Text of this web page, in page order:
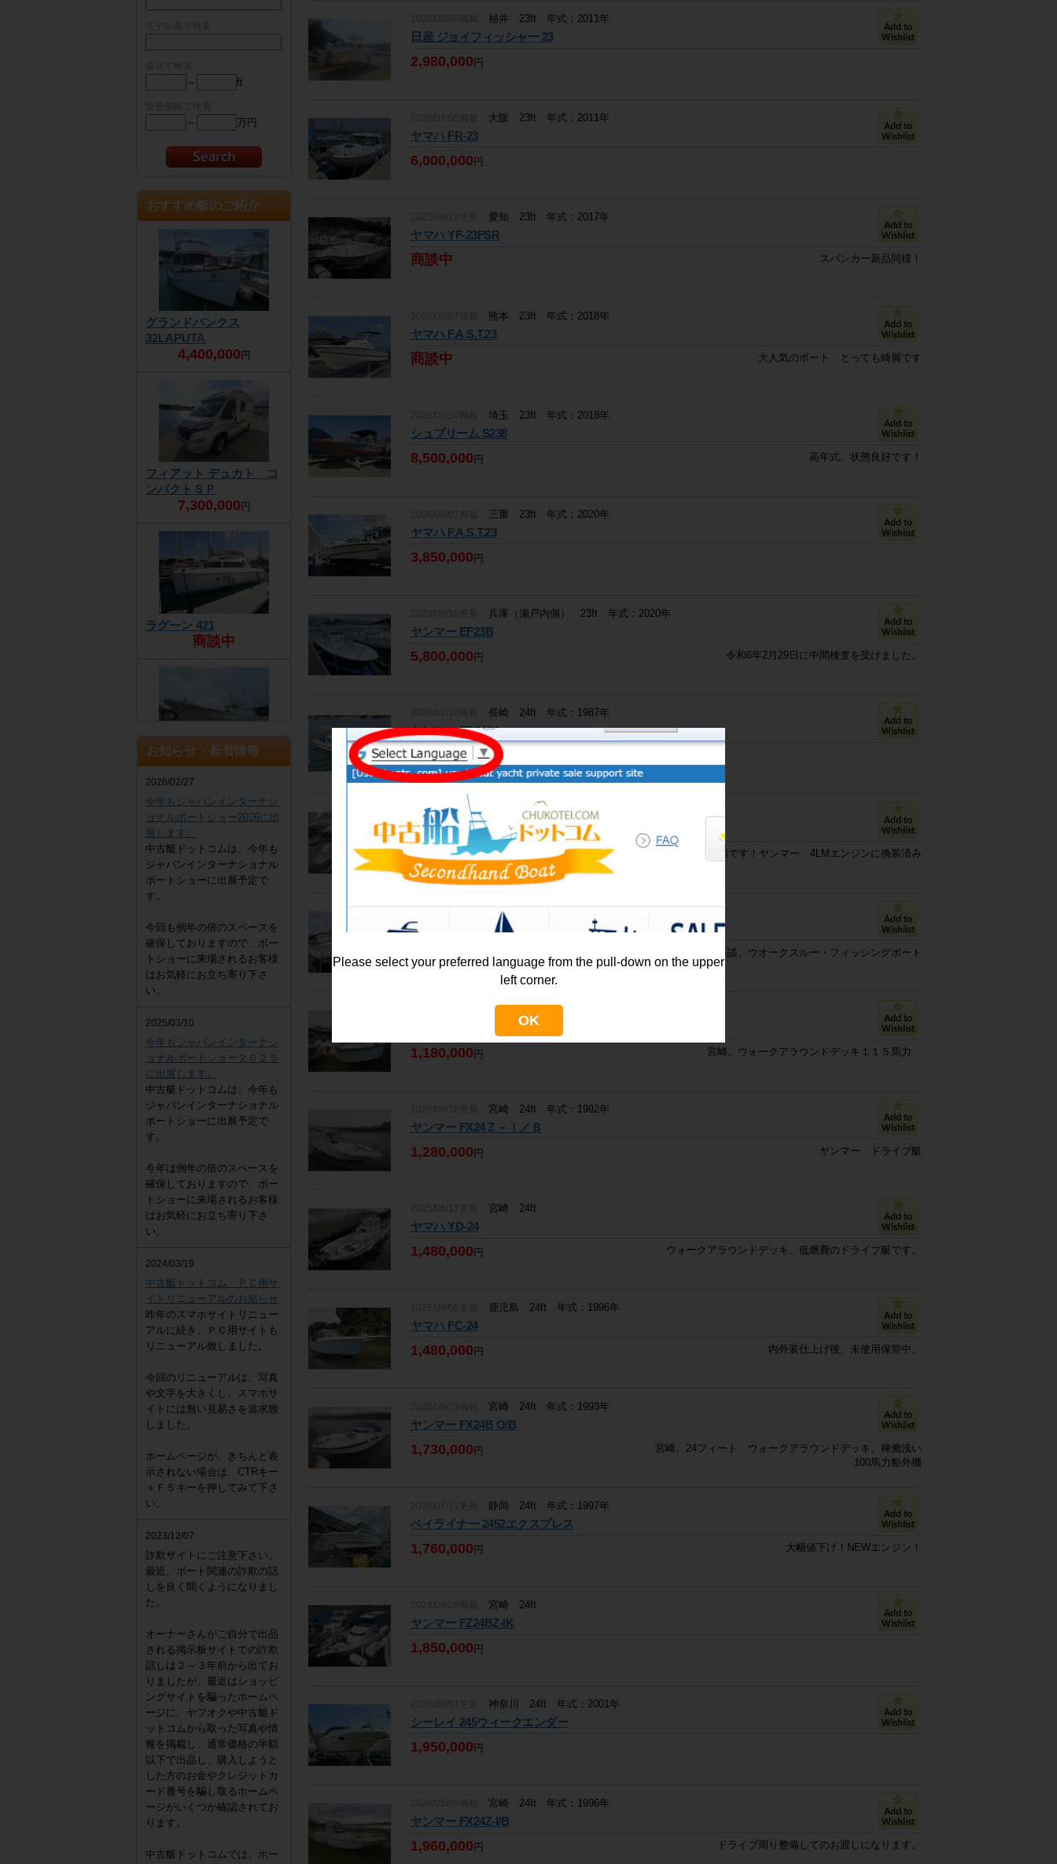
～ ft
～ 万円
おすすめ艇のご紹介
グランドバンクス
32LAPUTA
4,400,000 円
フィアット デュカト コ
ンパクトＳＰ
7,300,000 円
ラグーン 421
商談中
ヤンマー DE30EZ
4,300,000
お知らせ・新着情報
2026/02/27
今年もジャパンインターナシ
ョナルボートショー2026に出
展します。
中古艇ドットコムは、今年も
ジャパンインターナショナル
ボートショーに出展予定で
す。
今回も例年の倍のスペースを
確保しておりますので、ボー
トショーに来場されるお客様
はお気軽にお立ち寄り下さ
い。
2025/03/10
今年もジャパンインターナシ
ョナルボートショー２０２５
に出展します。
中古艇ドットコムは、今年も
ジャパンインターナショナル
ボートショーに出展予定で
す。
今年は例年の倍のスペースを
確保しておりますので、ボー
トショーに来場されるお客様
はお気軽にお立ち寄り下さ
い。
2024/03/19
中古艇ドットコム ＰＣ用サ
イトリニューアルのお知らせ
昨年のスマホサイトリニュー
アルに続き、ＰＣ用サイトも
リニューアル致しました。
今回のリニューアルは、写真
や文字を大きくし、スマホサ
イトには無い見易さを追求致
しました。
ホームページが、きちんと表
示されない場合は、CTRキー
＋Ｆ５キーを押してみて下さ
い。
2023/12/07
詐欺サイトにご注意下さい。
最近、ボート関連の詐欺の話
しを良く聞くようになりまし
た。
オーナーさんがご自分で出品
される掲示板サイトでの詐欺
話しは２～３年前から出てお
りましたが、最近はショッピ
ングサイトを騙ったホームペ
ージに、ヤフオクや中古艇ド
ットコムから取った写真や情
報を掲載し、通常価格の半額
以下で出品し、購入しようと
した方のお金やクレジットカ
ード番号を騙し取るホームペ
ージがいくつか確認されてお
ります。
中古艇ドットコムでは、ホー
福井 23ft 年式：2011年
日産 ジョイフィッシャー 23
2,980,000円
大阪 23ft 年式：2011年
ヤマハ FR-23
6,000,000円
愛知 23ft 年式：2017年
ヤマハ YF-23FSR
商談中 スパンカー新品同様！
熊本 23ft 年式：2018年
ヤマハ F.A.S.T.23
商談中 大人気のボート とっても綺麗です
埼玉 23ft 年式：2018年
シュプリーム S238
8,500,000円 高年式、状態良好です！
三重 23ft 年式：2020年
ヤマハ F.A.S.T.23
3,850,000円
兵庫（瀬戸内側） 23ft 年式：2020年
ヤンマー EF23B
5,800,000円 令和6年2月29日に中間検査を受けました。
長崎 24ft 年式：1987年
ヤンマー ZD24D2
470,000円
2023/02/23更新宮崎 24ft
ヤマハ 6.50m 漁船
850,000円 価格相談可能です！ヤンマー 4LMエンジンに換装済み
神奈川 24ft 年式：1996年
日産 FP730T
価格応談、ウオークスルー・フィッシングボート
宮崎 24ft 年式：1989年
1,180,000円 宮崎。ウォークアラウンドデッキ１１５馬力
宮崎 24ft 年式：1992年
ヤンマー FX24Ｚ－Ｉ／Ｂ
1,280,000円 ヤンマー ドライブ艇
宮崎 24ft
ヤマハ YD-24
1,480,000円 ウォークアラウンドデッキ、低燃費のドライブ艇です。
鹿児島 24ft 年式：1996年
ヤマハ FC-24
1,480,000円 内外装仕上げ後、未使用保管中。
宮崎 24ft 年式：1993年
ヤンマー FX24B O/B
1,730,000円
宮崎。24フィート ウォークアラウンドデッキ。稼働浅い
100馬力船外機
静岡 24ft 年式：1997年
ベイライナー 2452エクスプレス
1,760,000円 大幅値下げ！NEWエンジン！
宮崎 24ft
ヤンマー FZ24BZ-IK
1,850,000円
神奈川 24ft 年式：2001年
シーレイ 245ウィークエンダー
1,950,000円
宮崎 24ft 年式：1996年
ヤンマー FX24Z-I/B
1,960,000円 ドライブ周り整備してのお渡しになります。
Please select your preferred language from the pull-down on the upper
left corner.
OK